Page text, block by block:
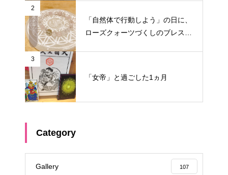
2
「自然体で行動しよう」の日に、
ローズクォーツづくしのブレスを
3
「女帝」と過ごした1ヵ月
Category
Gallery 107